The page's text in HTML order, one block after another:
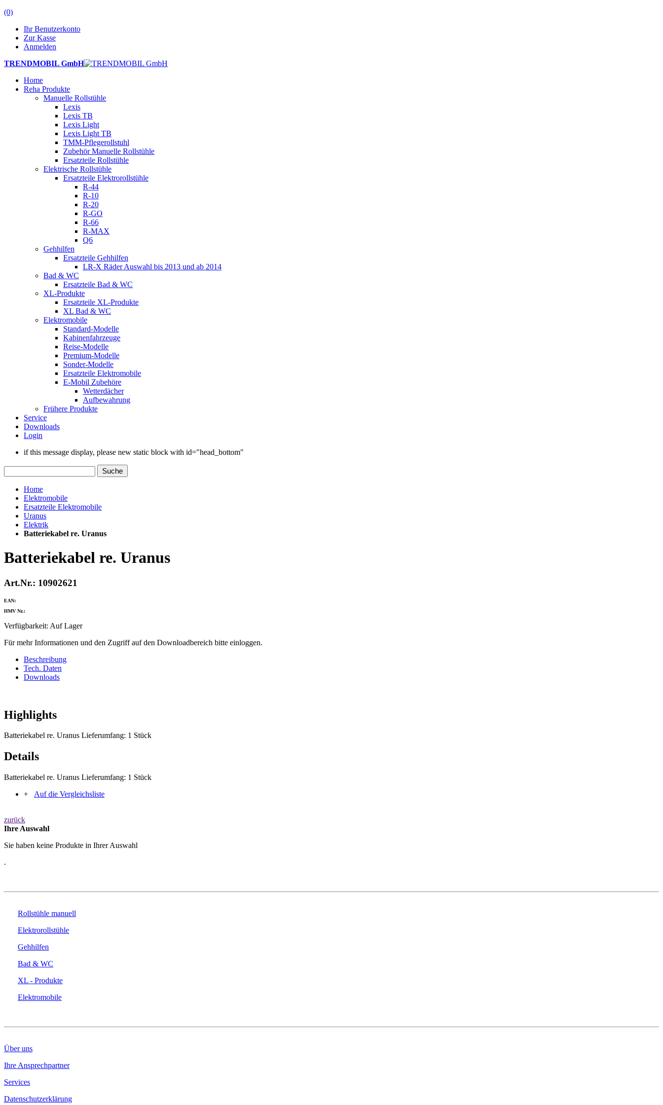
(0)
Ihr Benutzerkonto
Zur Kasse
Anmelden
TRENDMOBIL GmbH
Home
Reha Produkte
Manuelle Rollstühle
Lexis
Lexis TB
Lexis Light
Lexis Light TB
TMM-Pflegerollstuhl
Zubehör Manuelle Rollstühle
Ersatzteile Rollstühle
Elektrische Rollstühle
Ersatzteile Elektrorollstühle
R-44
R-10
R-20
R-GO
R-66
R-MAX
Q6
Gehhilfen
Ersatzteile Gehhilfen
LR-X Räder Auswahl bis 2013 und ab 2014
Bad & WC
Ersatzteile Bad & WC
XL-Produkte
Ersatzteile XL-Produkte
XL Bad & WC
Elektromobile
Standard-Modelle
Kabinenfahrzeuge
Reise-Modelle
Premium-Modelle
Sonder-Modelle
Ersatzteile Elektromobile
E-Mobil Zubehöre
Wetterdächer
Aufbewahrung
Frühere Produkte
Service
Downloads
Login
if this message display, please new static block with id="head_bottom"
Suche
Home
Elektromobile
Ersatzteile Elektromobile
Uranus
Elektrik
Batteriekabel re. Uranus
Batteriekabel re. Uranus
Art.Nr.: 10902621
EAN:
HMV Nr.:
Verfügbarkeit: Auf Lager
Für mehr Informationen und den Zugriff auf den Downloadbereich bitte einloggen.
Beschreibung
Tech. Daten
Downloads
Highlights
Batteriekabel re. Uranus Lieferumfang: 1 Stück
Details
Batteriekabel re. Uranus Lieferumfang: 1 Stück
+ Auf die Vergleichsliste
zurück
Ihre Auswahl
Sie haben keine Produkte in Ihrer Auswahl
.
Rollstühle manuell
Elektrorollstühle
Gehhilfen
Bad & WC
XL - Produkte
Elektromobile
Über uns
Ihre Ansprechpartner
Services
Datenschutzerklärung